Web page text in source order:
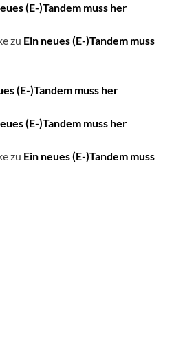
(E-)Tandem muss her
zu Ein neues (E-)Tandem muss
(E-)Tandem muss her
(E-)Tandem muss her
zu Ein neues (E-)Tandem muss